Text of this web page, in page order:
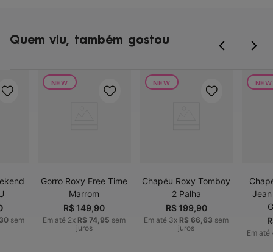
Quem viu, também gostou
sem
NEW
Gorro Roxy Free Time
Marrom
R$149,90
Em até 2x R$ 74 95 sem
juros
NEW
Chapéu Roxy Tomboy
2 Palha
R$199,90
Em até 3x R$ 66 ,63 sem
juros
NEW
Em até